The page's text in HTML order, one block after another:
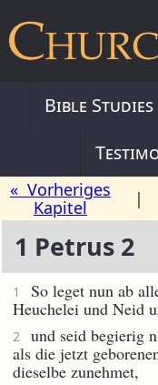
Bible Studies
« Vorheriges
Kapitel
|
1 Petrus 2
1
So leget nun ab
Heuchelei und Neid
2
und seid begierig
als die jetzt
dieselbe zunehmet,